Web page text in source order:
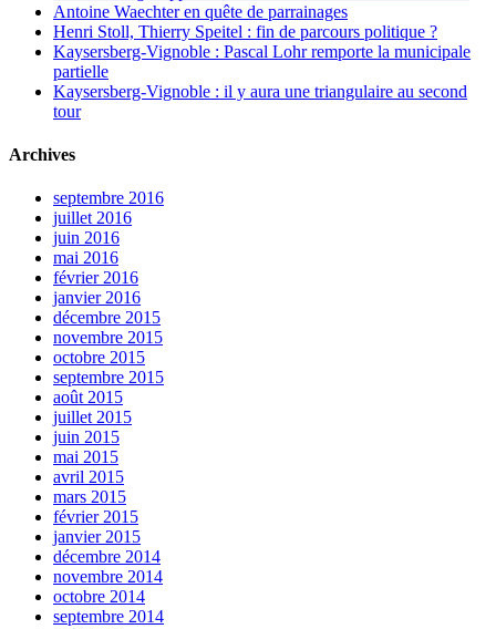
Antoine Waechter en quête de parrainages
Henri Stoll, Thierry Speitel : fin de parcours politique ?
Kaysersberg-Vignoble : Pascal Lohr remporte la municipale
partielle
Kaysersberg-Vignoble : il y aura une triangulaire au second
tour
Archives
septembre 2016
juillet 2016
juin 2016
mai 2016
février 2016
janvier 2016
décembre 2015
novembre 2015
octobre 2015
septembre 2015
août 2015
juillet 2015
juin 2015
mai 2015
avril 2015
mars 2015
février 2015
janvier 2015
décembre 2014
novembre 2014
octobre 2014
septembre 2014